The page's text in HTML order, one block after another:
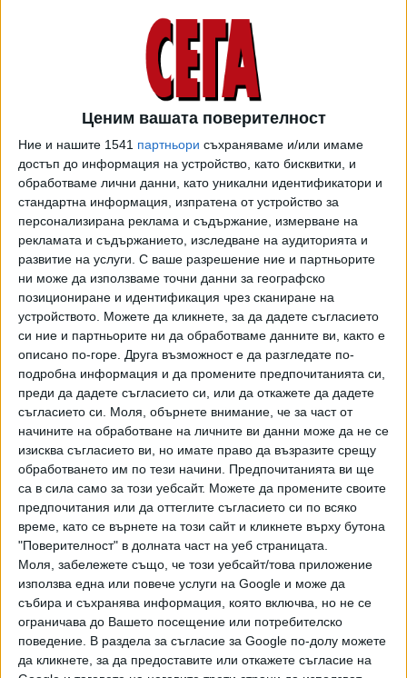
Ценим вашата поверителност
Ние и нашите 1541 партньори съхраняваме и/или имаме
достъп до информация на устройство, като бисквитки, и
обработваме лични данни, като уникални идентификатори и
стандартна информация, изпратена от устройство за
персонализирана реклама и съдържание, измерване на
рекламата и съдържанието, изследване на аудиторията и
развитие на услуги. С ваше разрешение ние и партньорите
ни може да използваме точни данни за географско
позициониране и идентификация чрез сканиране на
устройството. Можете да кликнете, за да дадете съгласието
си ние и партньорите ни да обработваме данните ви, както е
описано по-горе. Друга възможност е да разгледате по-
подробна информация и да промените предпочитанията си,
преди да дадете съгласието си, или да откажете да дадете
съгласието си.
Моля, обърнете внимание, че за част от
начините на обработване на личните ви данни може да не се
изисква съгласието ви, но имате право да възразите срещу
обработването им по тези начини. Предпочитанията ви ще
са в сила само за този уебсайт. Можете да промените своите
предпочитания или да оттеглите съгласието си по всяко
време, като се върнете на този сайт и кликнете върху бутона
"Поверителност" в долната част на уеб страницата.
Моля, забележете също, че този уебсайт/това приложение
използва една или повече услуги на Google и може да
събира и съхранява информация, която включва, но не се
ограничава до Вашето посещение или потребителско
поведение. В раздела за съгласие за Google по-долу можете
да кликнете, за да предоставите или откажете съгласие на
ПОСЛЕ Разгледай всички
Хавайската Богородица заплака с фентанилови сълзи
Видео Разгледай всички